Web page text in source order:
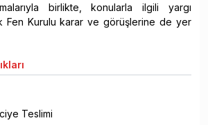
birlikte, konularla ilgili yargı
Fen Kurulu karar ve görüşlerine de yer
Teslimi